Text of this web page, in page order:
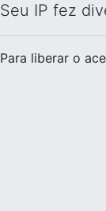
Seu IP fez
Para liberar o